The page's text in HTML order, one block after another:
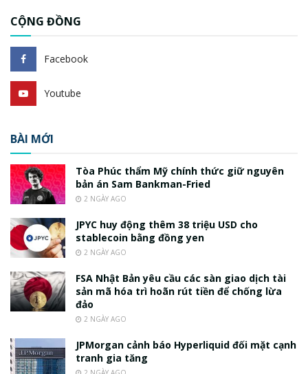
CỘNG ĐỒNG
Facebook
Youtube
BÀI MỚI
Tòa Phúc thẩm Mỹ chính thức giữ nguyên
bản án Sam Bankman-Fried
2 NGÀY AGO
JPYC huy động thêm 38 triệu USD cho
stablecoin bằng đồng yen
2 NGÀY AGO
FSA Nhật Bản yêu cầu các sàn giao dịch tài
sản mã hóa trì hoãn rút tiền để chống lừa
đảo
2 NGÀY AGO
JPMorgan cảnh báo Hyperliquid đối mặt cạnh
tranh gia tăng